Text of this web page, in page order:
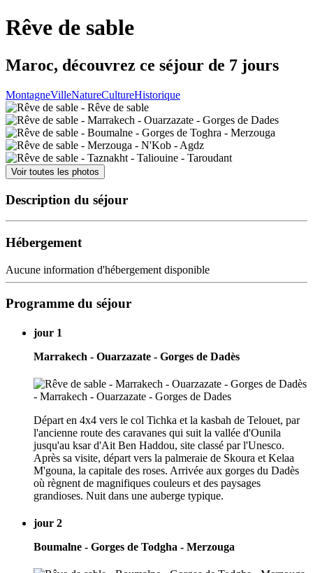
Rêve de sable
Maroc, découvrez ce séjour de 7 jours
MontagneVilleNatureCultureHistorique
Voir toutes les photos
Description du séjour
Hébergement
Aucune information d'hébergement disponible
Programme du séjour
jour 1
Marrakech - Ouarzazate - Gorges de Dadès
Départ en 4x4 vers le col Tichka et la kasbah de Telouet, par
l'ancienne route des caravanes qui suit la vallée d'Ounila
jusqu'au ksar d'Ait Ben Haddou, site classé par l'Unesco.
Après sa visite, départ vers la palmeraie de Skoura et Kelaa
M'gouna, la capitale des roses. Arrivée aux gorges du Dadès
où règnent de magnifiques couleurs et des paysages
grandioses. Nuit dans une auberge typique.
jour 2
Boumalne - Gorges de Todgha - Merzouga